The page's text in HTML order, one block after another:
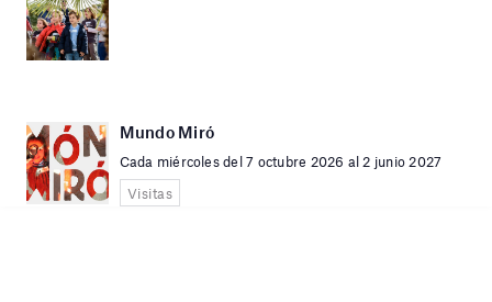
Mundo Miró
Cada miércoles del 7 octubre 2026 al 2 junio 2027
Visitas